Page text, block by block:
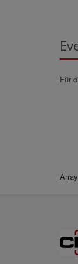
Für
Array